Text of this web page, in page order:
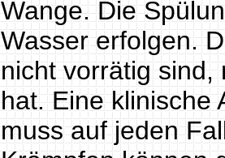
Wange. Die
Wasser erfolgen.
nicht vorrätig
hat. Eine klinische
muss auf jeden